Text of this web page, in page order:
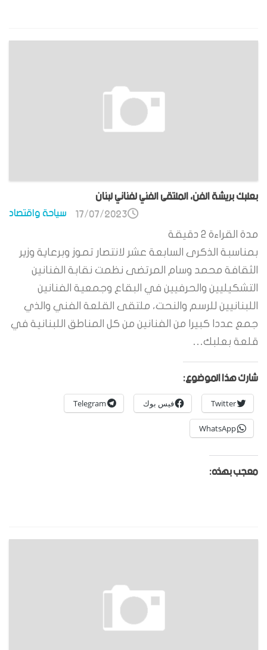
بعلبك بريشة الفن، الملتقى الفني لفناني لبنان
سياحة واقتصاد 17/07/2023
مدة القراءة 2 دقيقة
بمناسبة الذكرى السابعة عشر لانتصار تموز وبرعاية وزير
الثقافة محمد وسام المرتضى نظمت نقابة الفنانين
التشكيليين والحرفيين في البقاع وجمعية الفنانين
اللبنانيين للرسم والنحت، ملتقى القلعة الفني والذي
جمع عددا كبيرا من الفنانين من كل المناطق اللبنانية في
قلعة بعلبك…
شارك هذا الموضوع:
Twitter فيس بوك Telegram
WhatsApp
معجب بهذه: